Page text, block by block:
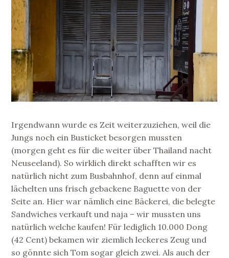
Irgendwann wurde es Zeit weiterzuziehen, weil die
Jungs noch ein Busticket besorgen mussten
(morgen geht es für die weiter über Thailand nacht
Neuseeland). So wirklich direkt schafften wir es
natürlich nicht zum Busbahnhof, denn auf einmal
lächelten uns frisch gebackene Baguette von der
Seite an. Hier war nämlich eine Bäckerei, die belegte
Sandwiches verkauft und naja – wir mussten uns
natürlich welche kaufen! Für lediglich 10.000 Dong
(42 Cent) bekamen wir ziemlich leckeres Zeug und
so gönnte sich Tom sogar gleich zwei. Als auch der